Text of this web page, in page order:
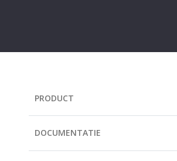
PRODUCT
DOCUMENTATIE